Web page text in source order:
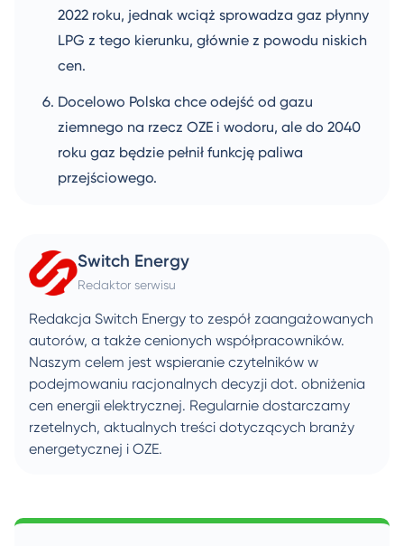
2022 roku, jednak wciąż sprowadza gaz płynny
LPG z tego kierunku, głównie z powodu niskich
cen.
Docelowo Polska chce odejść od gazu
ziemnego na rzecz OZE i wodoru, ale do 2040
roku gaz będzie pełnił funkcję paliwa
przejściowego.
Switch Energy
Redaktor serwisu
Redakcja Switch Energy to zespół zaangażowanych
autorów, a także cenionych współpracowników.
Naszym celem jest wspieranie czytelników w
podejmowaniu racjonalnych decyzji dot. obniżenia
cen energii elektrycznej. Regularnie dostarczamy
rzetelnych, aktualnych treści dotyczących branży
energetycznej i OZE.